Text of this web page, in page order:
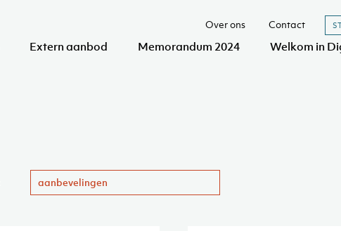
Over ons Contact
Extern aanbod Memorandum 2024
Welkom in
aanbevelingen